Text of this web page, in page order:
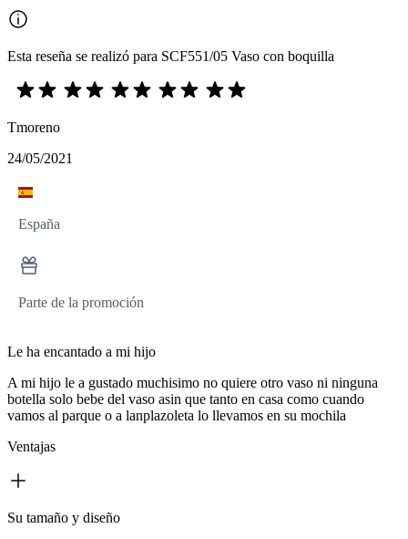
Esta reseña se realizó para SCF551/05 Vaso con boquilla
Tmoreno
24/05/2021
España
Parte de la promoción
Le ha encantado a mi hijo
A mi hijo le a gustado muchisimo no quiere otro vaso ni ninguna
botella solo bebe del vaso asin que tanto en casa como cuando
vamos al parque o a lanplazoleta lo llevamos en su mochila
Ventajas
Su tamaño y diseño